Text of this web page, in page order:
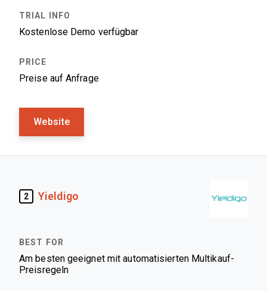
Kostenlose Demo verfügbar
Preise auf Anfrage
Website
2 Yieldigo
Am besten geeignet mit automatisierten Multikauf-
Preisregeln